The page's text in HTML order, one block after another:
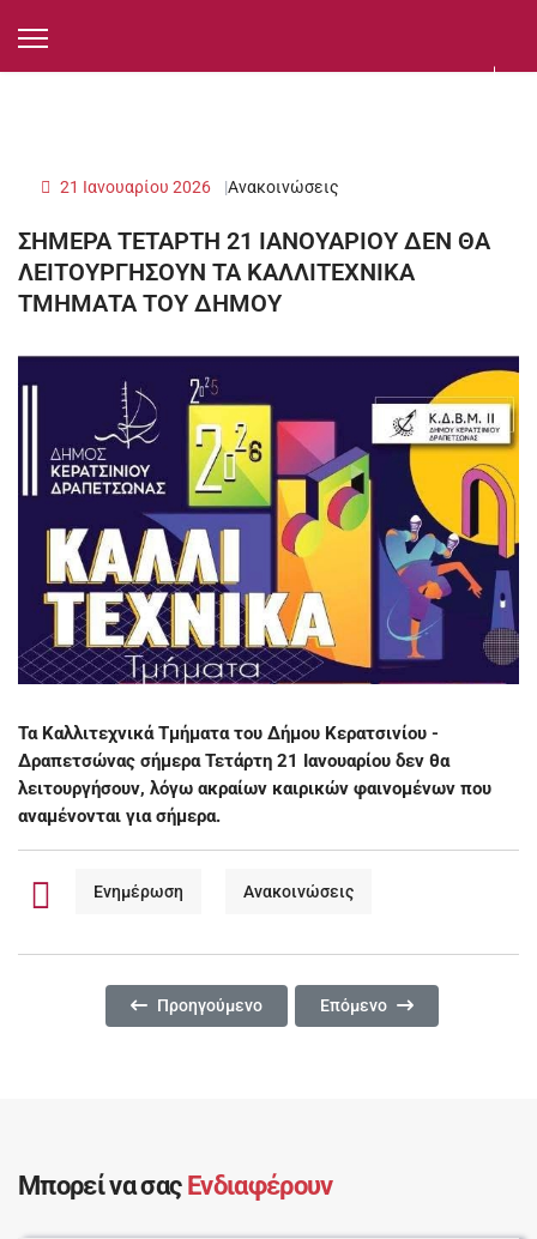
Ανακοινώσεις
21 Ιανουαρίου 2026
ΣΗΜΕΡΑ ΤΕΤΑΡΤΗ 21 ΙΑΝΟΥΑΡΙΟΥ ΔΕΝ ΘΑ
ΛΕΙΤΟΥΡΓΗΣΟΥΝ ΤΑ ΚΑΛΛΙΤΕΧΝΙΚΑ
ΤΜΗΜΑΤΑ ΤΟΥ ΔΗΜΟΥ
Τα Καλλιτεχνικά Τμήματα του Δήμου Κερατσινίου -
Δραπετσώνας σήμερα Τετάρτη 21 Ιανουαρίου δεν θα
λειτουργήσουν, λόγω ακραίων καιρικών φαινομένων που
αναμένονται για σήμερα.
Ενημέρωση Ανακοινώσεις
Προηγούμενο Άρθρο: ΑΝΑΚΟΙΝΩΣΗ ΓΙΑ
Προηγούμενο Επόμενο Άρθρο: ΚΛΕΙΣΤΑ
Επόμενο
Μπορεί να σας Ενδιαφέρουν